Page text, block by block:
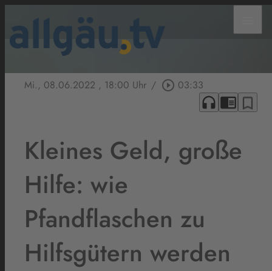
Mi., 08.06.2022 , 18:00 Uhr / play_circle_outline 03:33
headphones chrome_reader_mode bookmark_border
Kleines Geld, große
Hilfe: wie
Pfandflaschen zu
Hilfsgütern werden